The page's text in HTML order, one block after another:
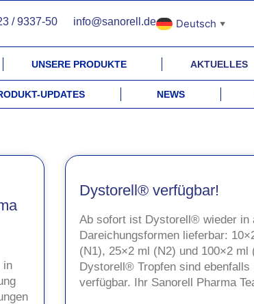
/ 9337-50 info@sanorell.de Deutsch ▼
UNSERE PRODUKTE AKTUELLES
UPDATES NEWS
in
Dystorell® verfügbar!
Ab sofort ist Dystorell® wieder in
Dareichungsformen lieferbar:
(N1), 25×2 ml (N2) und 100×2 ml
Dystorell® Tropfen sind ebenfalls
verfügbar. Ihr Sanorell Pharma